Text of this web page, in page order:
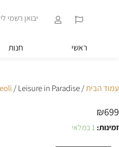
הַמְּסַיַּעַת
לִנְגִישׁוּת
לְחַץ
Control-
F11
יבואן רשמי
ראשי חנות
עמוד הבית/
/ Leisure in Paradise
₪699
זמינות:1 במלאי
כמות